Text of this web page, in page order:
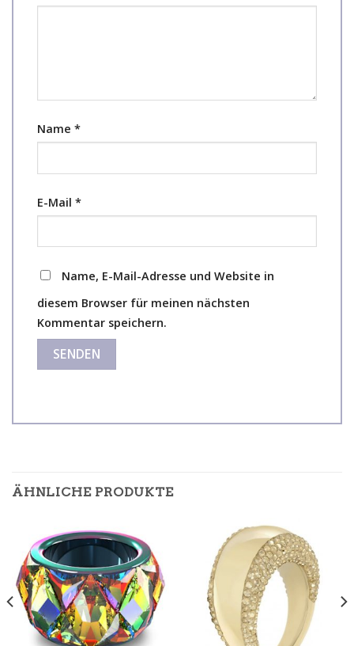
Name *
E-Mail *
Name, E-Mail-Adresse und Website in
diesem Browser für meinen nächsten
Kommentar speichern.
ÄHNLICHE PRODUKTE